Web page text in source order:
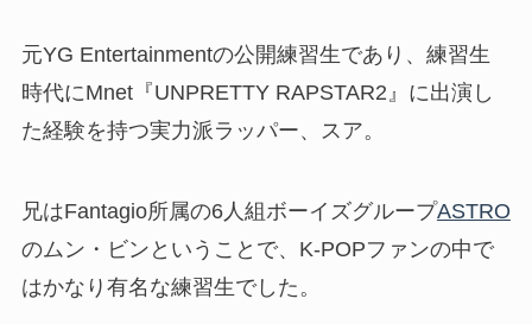
元YG Entertainmentの公開練習生であり、練習生
時代にMnet『UNPRETTY RAPSTAR2』に出演し
た経験を持つ実力派ラッパー、スア。
兄はFantagio所属の6人組ボーイズグループASTRO
のムン・ビンということで、K-POPファンの中で
はかなり有名な練習生でした。